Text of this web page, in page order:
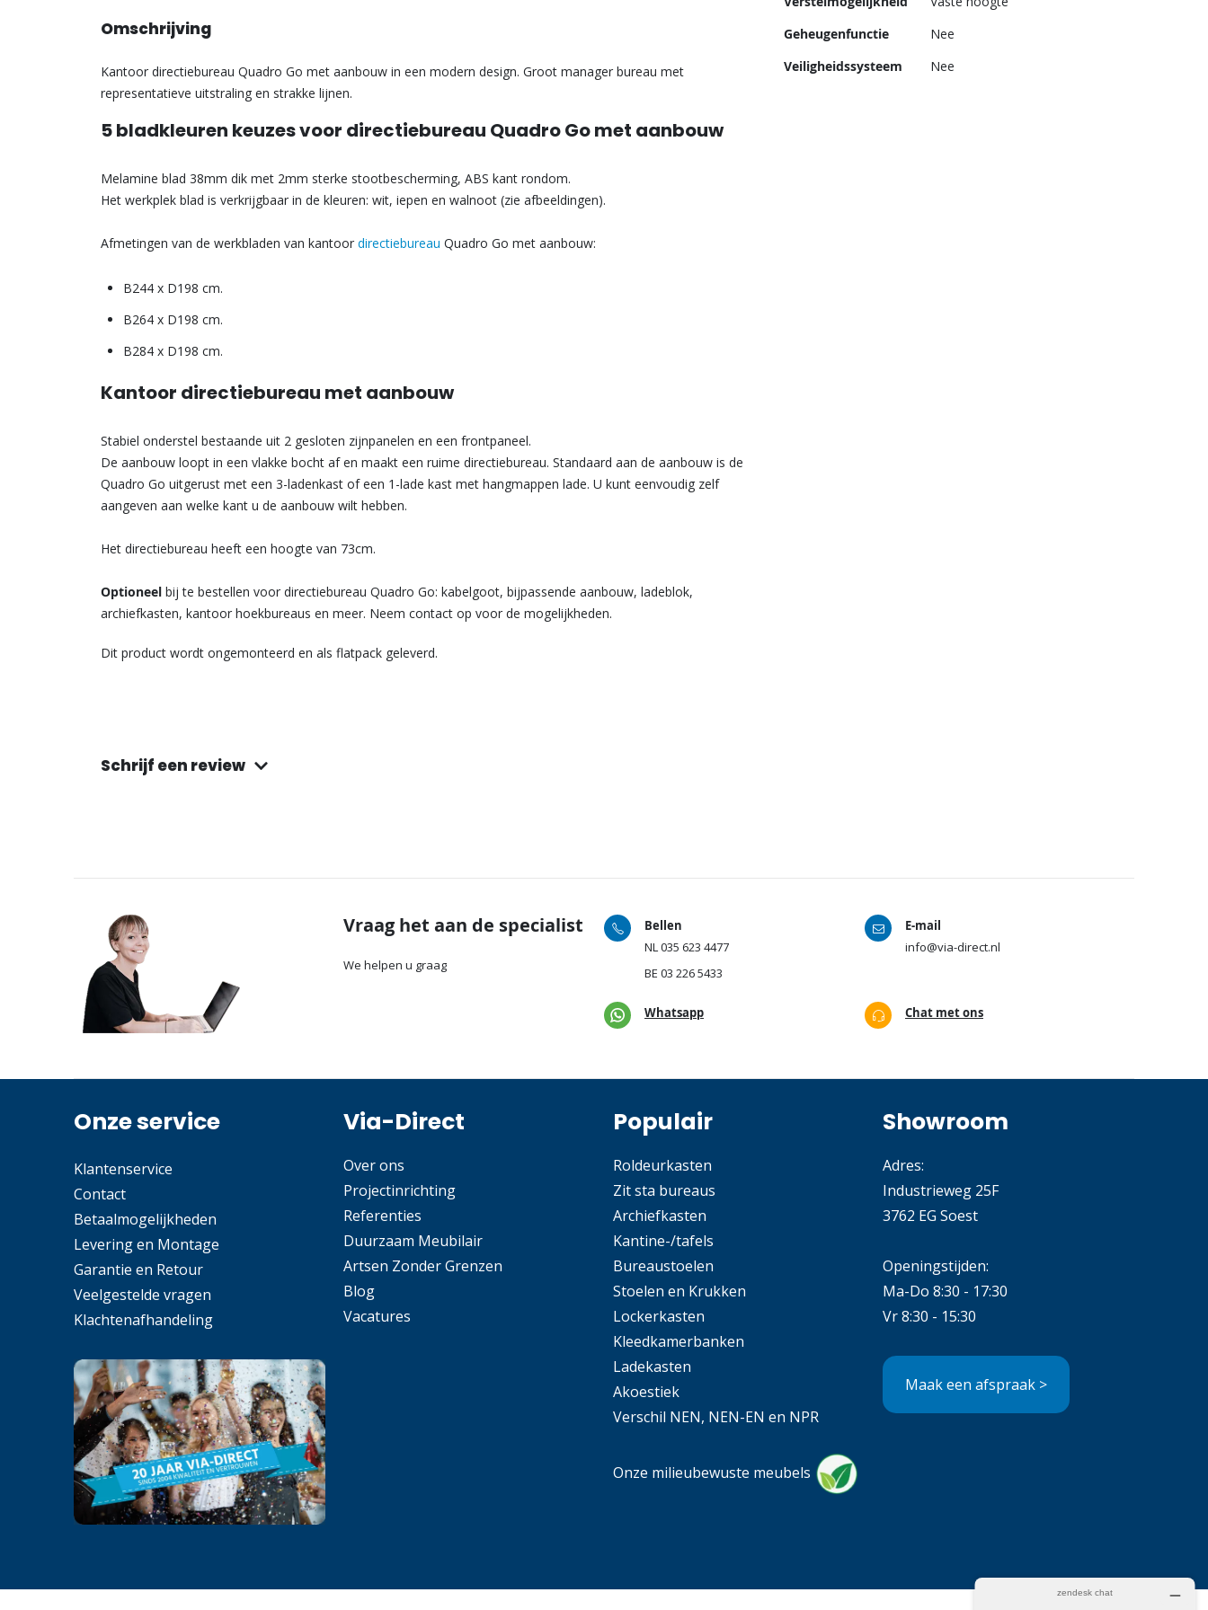
Omschrijving
Kantoor directiebureau Quadro Go met aanbouw in een modern design. Groot manager bureau met
representatieve uitstraling en strakke lijnen.
5 bladkleuren keuzes voor directiebureau Quadro Go met aanbouw
Melamine blad 38mm dik met 2mm sterke stootbescherming, ABS kant rondom.
Het werkplek blad is verkrijgbaar in de kleuren: wit, iepen en walnoot (zie afbeeldingen).
Afmetingen van de werkbladen van kantoor directiebureau Quadro Go met aanbouw:
B244 x D198 cm.
B264 x D198 cm.
B284 x D198 cm.
Kantoor directiebureau met aanbouw
Stabiel onderstel bestaande uit 2 gesloten zijnpanelen en een frontpaneel.
De aanbouw loopt in een vlakke bocht af en maakt een ruime directiebureau. Standaard aan de aanbouw is de
Quadro Go uitgerust met een 3-ladenkast of een 1-lade kast met hangmappen lade. U kunt eenvoudig zelf
aangeven aan welke kant u de aanbouw wilt hebben.
Het directiebureau heeft een hoogte van 73cm.
Optioneel bij te bestellen voor directiebureau Quadro Go: kabelgoot, bijpassende aanbouw, ladeblok,
archiefkasten, kantoor hoekbureaus en meer. Neem contact op voor de mogelijkheden.
Dit product wordt ongemonteerd en als flatpack geleverd.
Geheugenfunctie
Nee
Veiligheidssysteem
Nee
Schrijf een review
Vraag het aan de specialist
We helpen u graag
Bellen
NL035 623 4477
BE 03 226 5433
E-mail
info@via-direct.nl
Whatsapp Chat met ons
Onze service
Klantenservice
Contact
Betaalmogelijkheden
Levering en Montage
Garantie en Retour
Veelgestelde vragen
Klachtenafhandeling
Via-Direct
Over ons
Projectinrichting
Referenties
Duurzaam Meubilair
Artsen Zonder Grenzen
Blog
Vacatures
Populair
Roldeurkasten
Zit sta bureaus
Archiefkasten
Kantine-/tafels
Bureaustoelen
Stoelen en Krukken
Lockerkasten
Kleedkamerbanken
Ladekasten
Akoestiek
Verschil NEN, NEN-EN en NPR
Onze milieubewuste meubels
Showroom
Adres:
Industrieweg 25F
3762 EG Soest
Openingstijden:
Ma-Do 8:30 - 17:30
Vr 8:30 - 15:30
Maak een afspraak >